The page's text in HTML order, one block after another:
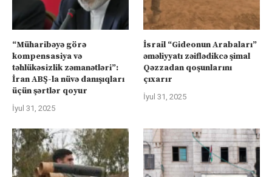
“Müharibəyə görə
kompensasiya və
təhlükəsizlik zəmanətləri”:
İran ABŞ-la nüvə danışıqları
üçün şərtlər qoyur
İyul 31, 2025
İsrail “Gideonun Arabaları”
əməliyyatı zəiflədikcə şimal
Qəzzadan qoşunlarını
çıxarır
İyul 31, 2025